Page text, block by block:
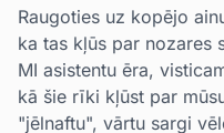
Raugoties uz kopējo
ka tas kļūs par nozares
MI asistentu ēra,
kā šie rīki kļūst par
"jēlnaftu", vārtu sargi